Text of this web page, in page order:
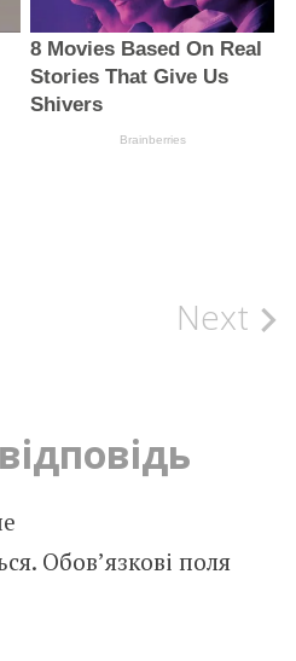
Next
Обов’язкові поля